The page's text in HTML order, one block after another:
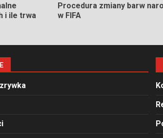
i ile trwa
Procedura zmiany barw
w FIFA